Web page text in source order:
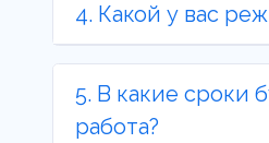
4. Какой у вас
5. В какие сроки
работа?